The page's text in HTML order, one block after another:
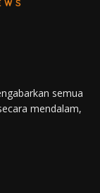
semua
mendalam,